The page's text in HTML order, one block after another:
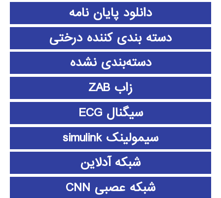
دانلود پايان نامه
دسته بندی کننده درختی
دسته‌بندی نشده
زاب ZAB
سیگنال ECG
سیمولینک simulink
شبکه آدلاین
شبکه عصبی CNN